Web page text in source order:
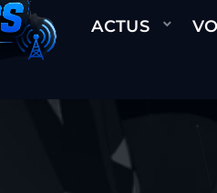
ACTUS